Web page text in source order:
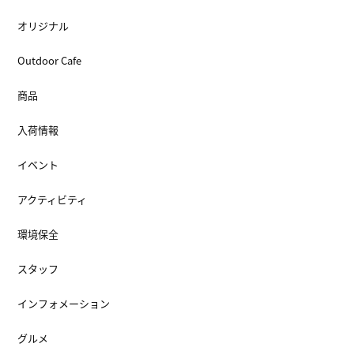
オリジナル
Outdoor Cafe
商品
入荷情報
イベント
アクティビティ
環境保全
スタッフ
インフォメーション
グルメ